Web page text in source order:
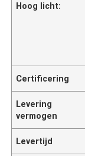
Hoog licht:
Certificering
Levering
vermogen
Levertijd